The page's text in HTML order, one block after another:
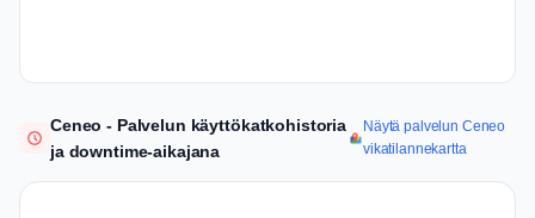
Ceneo - Palvelun käyttökatkohistoria
ja downtime-aikajana
Näytä palvelun Ceneo
vikatilannekartta